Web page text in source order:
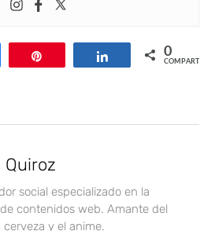
Compartir0
COMPARTIR
social especializado en la
contenidos web. Amante del
cerveza y el anime.